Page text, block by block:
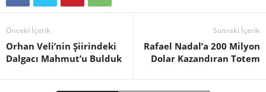
Önceki İçerik
Orhan Veli’nin Şiirindeki
Dalgacı Mahmut’u Bulduk
Sonraki İçerik
Rafael Nadal’a 200 Milyon
Dolar Kazandıran Totem